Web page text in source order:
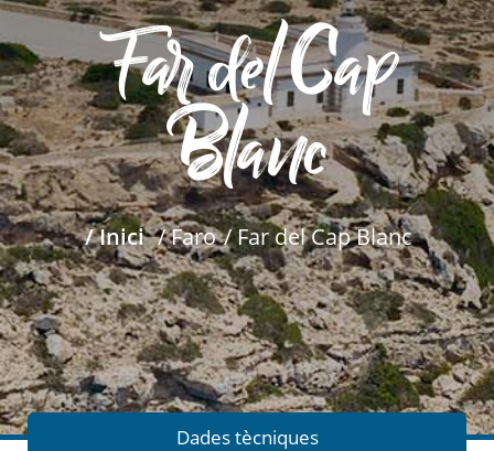
Far del Cap
Blanc
/ Inici / Faro / Far del Cap Blanc
Dades tècniques